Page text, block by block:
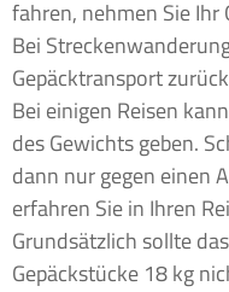
fahren, nehmen Sie Ihr
Bei
Gepäcktransport
Bei einigen Reisen
des Gewichts geben.
dann nur gegen einen
erfahren Sie in Ihren
Grundsätzlich sollte
Gepäckstücke 18 kg